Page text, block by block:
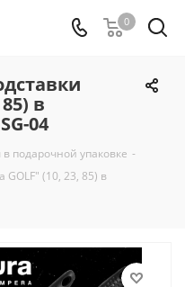
0
в
04
подарочной упаковке -
(10, 23, 85) в